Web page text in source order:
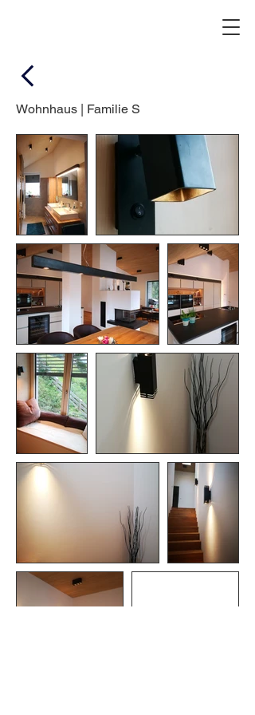
Wohnhaus | Familie S